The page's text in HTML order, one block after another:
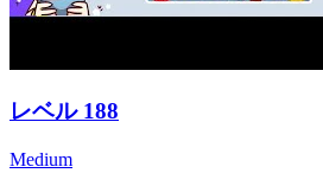
レベル 188
Medium